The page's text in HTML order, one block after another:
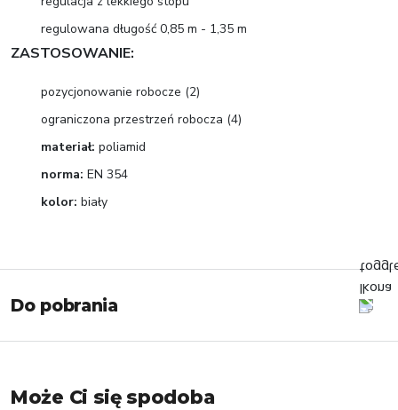
regulowana długość 0,85 m - 1,35 m
ZASTOSOWANIE:
pozycjonowanie robocze (2)
ograniczona przestrzeń robocza (4)
materiał: poliamid
norma: EN 354
kolor: biały
Do pobrania
Może Ci się spodoba